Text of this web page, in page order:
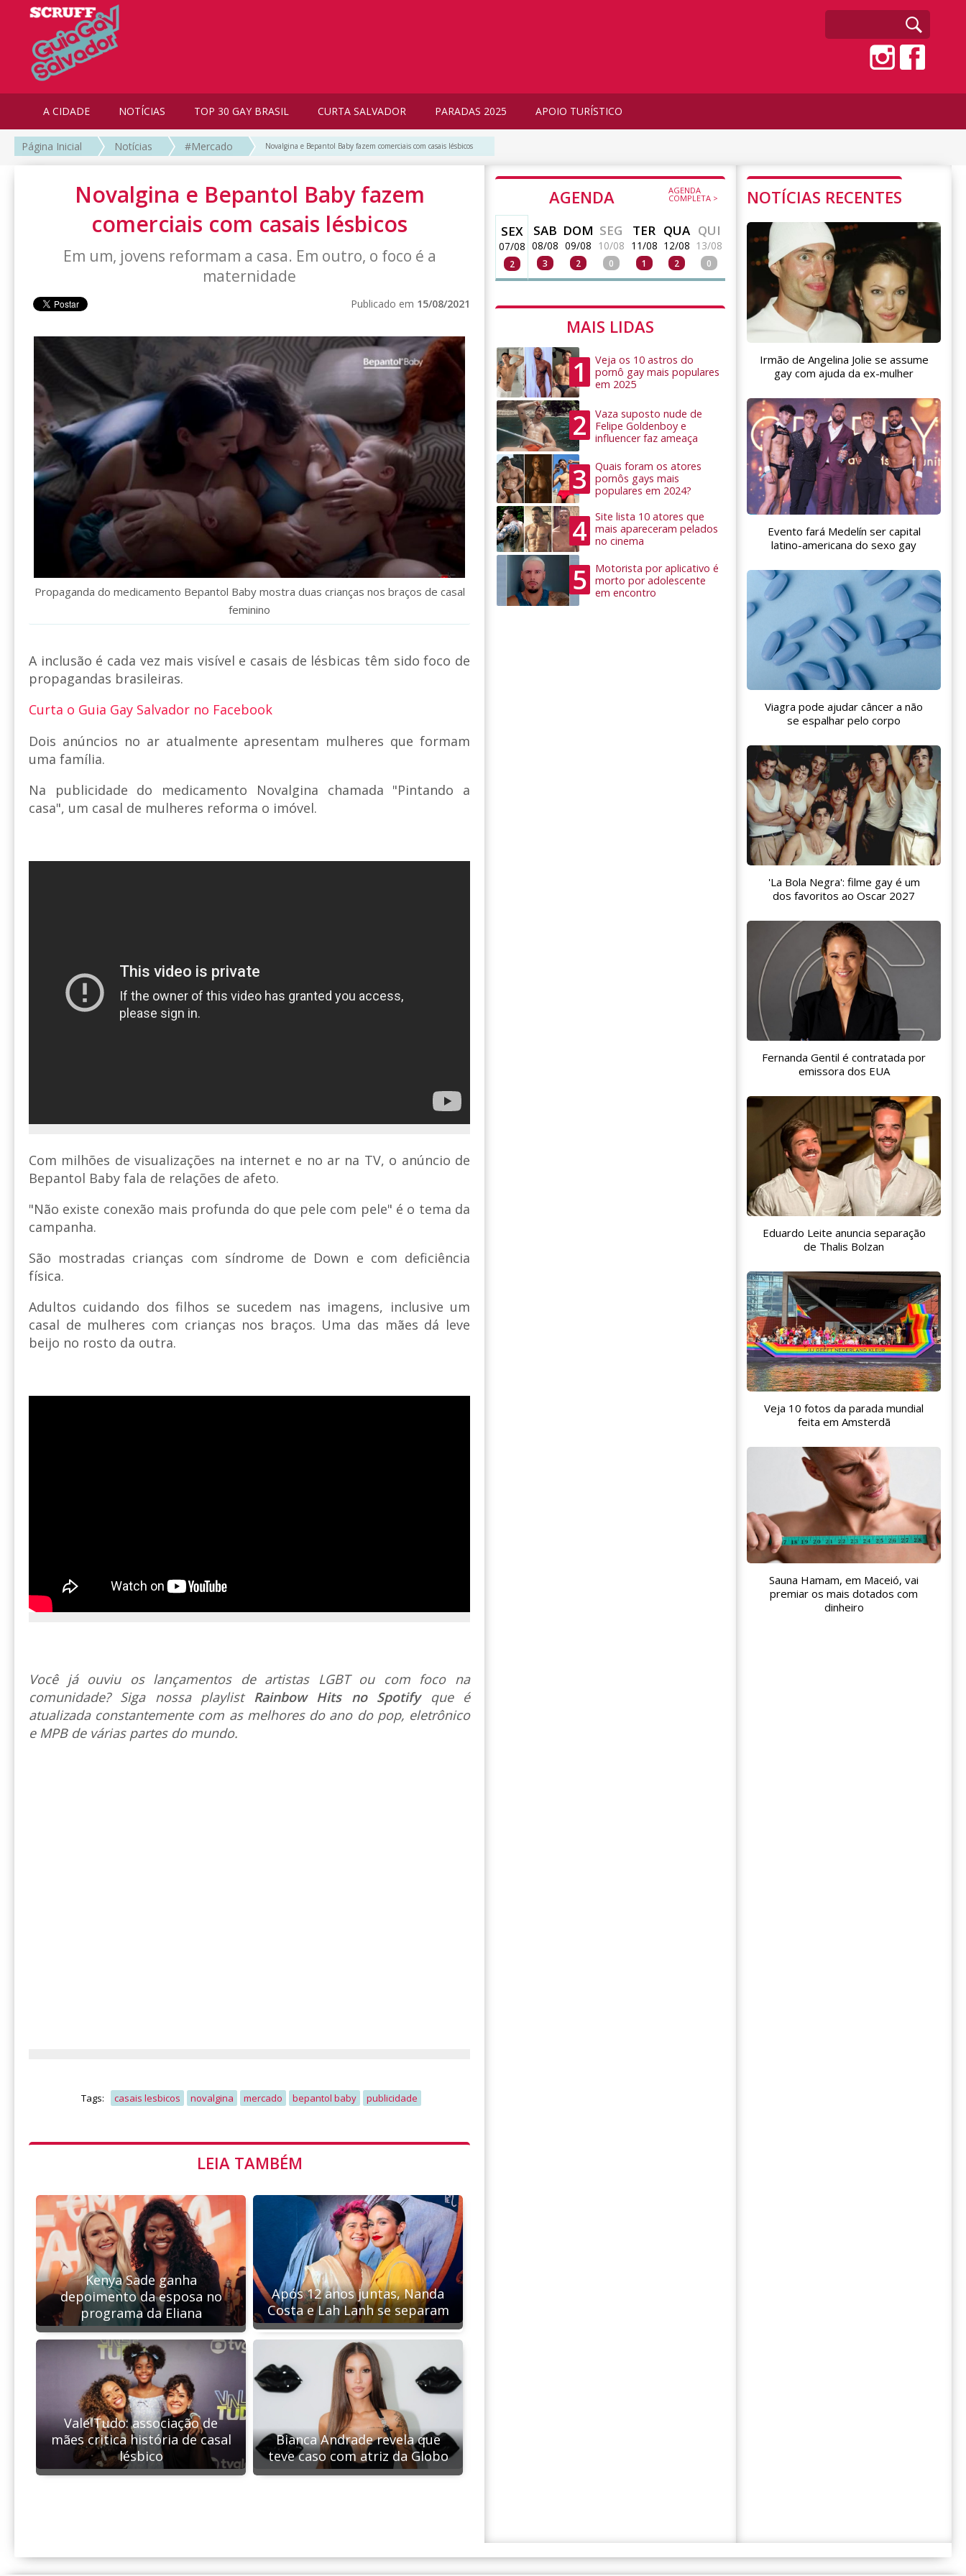
A CIDADE NOTÍCIAS TOP 30 GAY BRASIL CURTA SALVADOR PARADAS 2025 APOIO TURÍSTICO
Página Inicial Notícias #Mercado Novalgina e Bepantol Baby fazem comerciais com casais lésbicos
Novalgina e Bepantol Baby fazem
comerciais com casais lésbicos
Em um, jovens reformam a casa. Em outro, o foco é a
maternidade
Publicado em 15/08/2021
Propaganda do medicamento Bepantol Baby mostra duas crianças nos braços de casal
feminino
A inclusão é cada vez mais visível e casais de lésbicas têm sido foco de
propagandas brasileiras.
Curta o Guia Gay Salvador no Facebook
Dois anúncios no ar atualmente apresentam mulheres que formam
uma família.
Na publicidade do medicamento Novalgina chamada "Pintando a
casa", um casal de mulheres reforma o imóvel.
Com milhões de visualizações na internet e no ar na TV, o anúncio de
Bepantol Baby fala de relações de afeto.
"Não existe conexão mais profunda do que pele com pele" é o tema da
campanha.
São mostradas crianças com síndrome de Down e com deficiência
física.
Adultos cuidando dos filhos se sucedem nas imagens, inclusive um
casal de mulheres com crianças nos braços. Uma das mães dá leve
beijo no rosto da outra.
Você já ouviu os lançamentos de artistas LGBT ou com foco na
comunidade? Siga nossa playlist Rainbow Hits no Spotify que é
atualizada constantemente com as melhores do ano do pop, eletrônico
e MPB de várias partes do mundo.
Tags: casais lesbicos novalgina mercado bepantol baby publicidade
LEIA TAMBÉM
Kenya Sade ganha
depoimento da esposa no
programa da Eliana
Após 12 anos juntas, Nanda
Costa e Lah Lanh se separam
Vale Tudo: associação de
mães critica história de casal
lésbico
Bianca Andrade revela que
teve caso com atriz da Globo
AGENDA AGENDA
COMPLETA >
SEX
07/08
2
SAB
08/08
3
DOM
09/08
2
SEG
10/08
0
TER
11/08
1
QUA
12/08
2
QUI
13/08
0
MAIS LIDAS
1
Veja os 10 astros do
pornô gay mais populares
em 2025
2
Vaza suposto nude de
Felipe Goldenboy e
influencer faz ameaça
3
Quais foram os atores
pornôs gays mais
populares em 2024?
4
Site lista 10 atores que
mais apareceram pelados
no cinema
5
Motorista por aplicativo é
morto por adolescente
em encontro
NOTÍCIAS RECENTES
Irmão de Angelina Jolie se assume
gay com ajuda da ex-mulher
Evento fará Medelín ser capital
latino-americana do sexo gay
Viagra pode ajudar câncer a não
se espalhar pelo corpo
'La Bola Negra': filme gay é um
dos favoritos ao Oscar 2027
Fernanda Gentil é contratada por
emissora dos EUA
Eduardo Leite anuncia separação
de Thalis Bolzan
Veja 10 fotos da parada mundial
feita em Amsterdã
Sauna Hamam, em Maceió, vai
premiar os mais dotados com
dinheiro